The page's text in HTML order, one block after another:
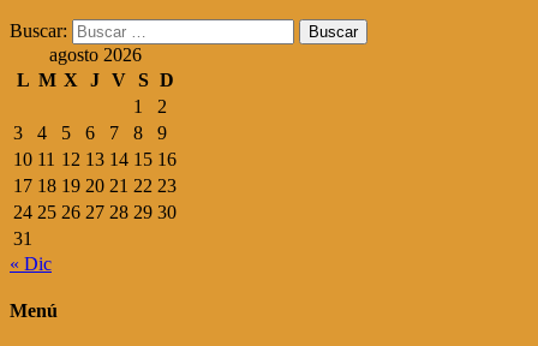
Buscar:
agosto 2026
L M X J V S D
1
2
3
4 5 6 7 8
9
10 11 12 13 14 15 16
17 18 19 20 21 22 23
24 25 26 27 28 29 30
31
« Dic
Menú